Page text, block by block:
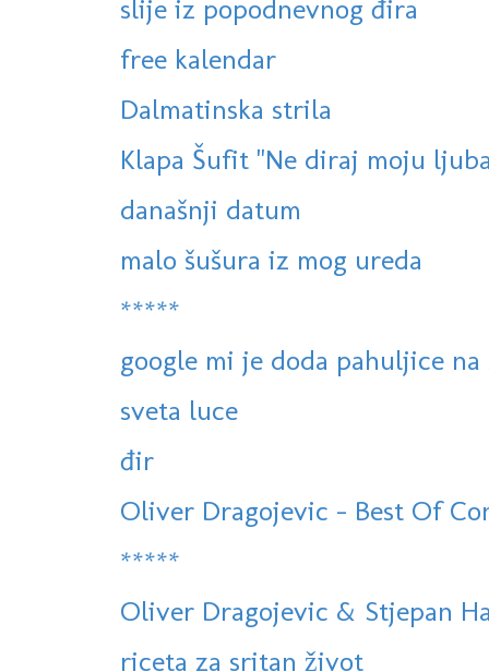
slije iz popodnevnog đira
free kalendar
Dalmatinska strila
Klapa Šufit "Ne diraj moju
današnji datum
malo šušura iz mog ureda
*****
google mi je doda pahuljice
sveta luce
đir
Oliver Dragojevic - Best Of
*****
Oliver Dragojevic & Stjepan
riceta za sritan život